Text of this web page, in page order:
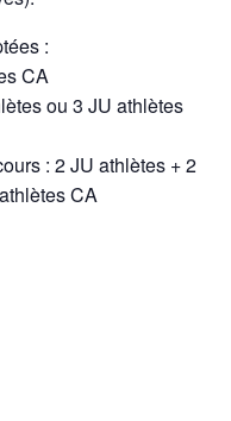
:
CA
ou 3 JU athlètes
: 2 JU athlètes + 2
CA